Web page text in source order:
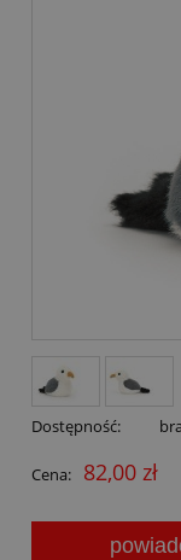
Dostępność:
Cena: 82,00 zł